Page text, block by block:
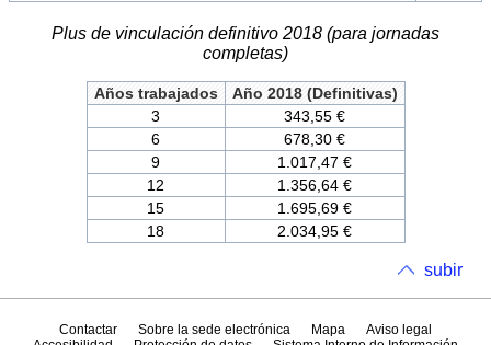
Plus de vinculación definitivo 2018 (para jornadas
completas)
Años trabajados
Año 2018 (Definitivas)
3
343,55 €
6
678,30 €
9
1.017,47 €
12
1.356,64 €
15
1.695,69 €
18
2.034,95 €
subir
Contactar Sobre la sede electrónica Mapa
Aviso legal